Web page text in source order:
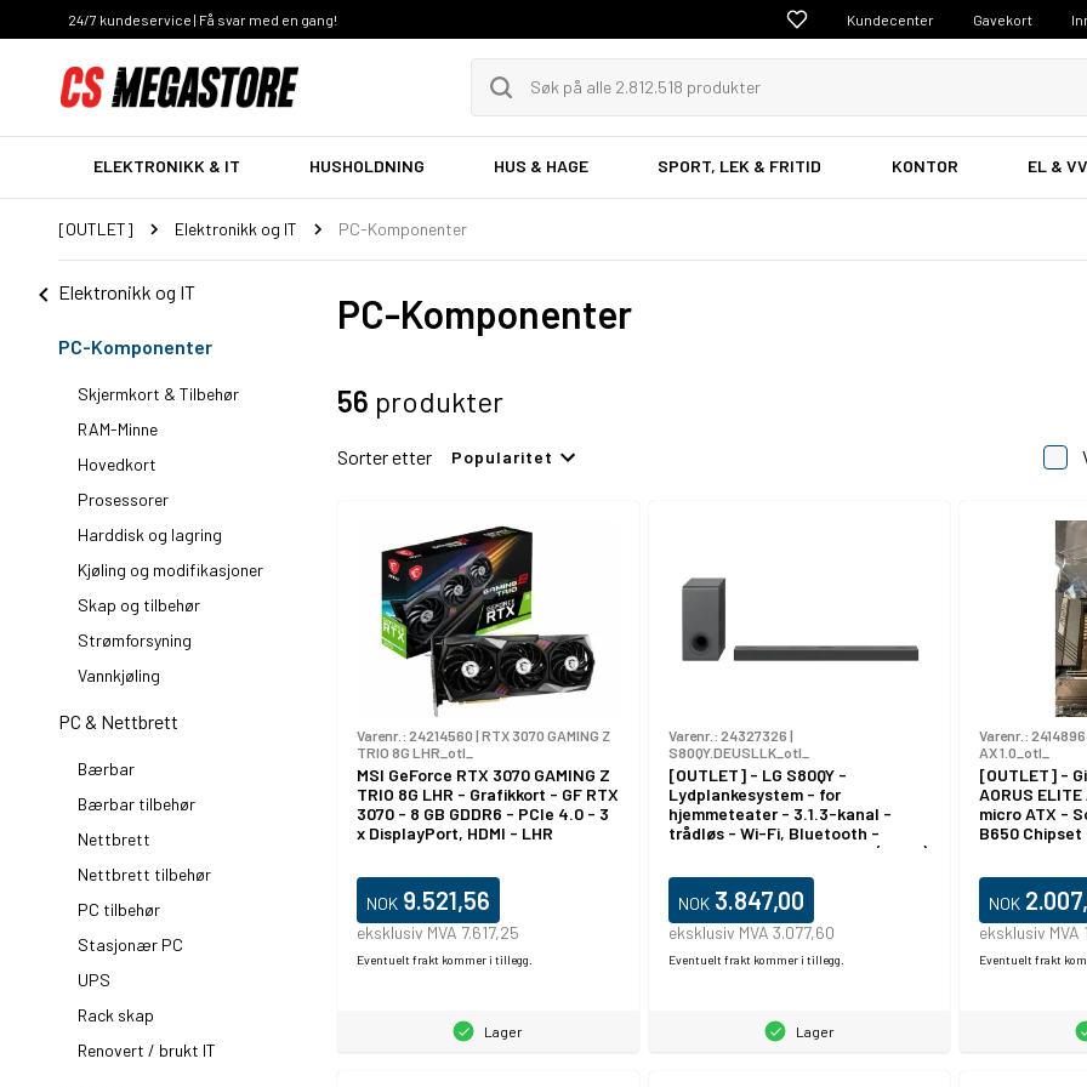
24/7 kundeservice | Få svar med en gang! Kundecenter Gavekort
ELEKTRONIKK & IT HUSHOLDNING HUS & HAGE SPORT, LEK & FRITID KONTOR EL &
[OUTLET] Elektronikk og IT PC-Komponenter
Elektronikk og IT
PC-Komponenter
Skjermkort & Tilbehør
RAM-Minne
Hovedkort
Prosessorer
Harddisk og lagring
Kjøling og modifikasjoner
Skap og tilbehør
Strømforsyning
Vannkjøling
PC & Nettbrett
Bærbar
Bærbar tilbehør
Nettbrett
Nettbrett tilbehør
PC tilbehør
Stasjonær PC
UPS
Rack skap
Renovert / brukt IT
PC-Komponenter
56 produkter
Sorter etter Popularitet
Varenr.: 24214560 | RTX 3070 GAMING Z
TRIO 8G LHR_otl_
MSI GeForce RTX 3070 GAMING Z
TRIO 8G LHR - Grafikkort - GF RTX
3070 - 8 GB GDDR6 - PCIe 4.0 - 3
x DisplayPort, HDMI - LHR
NOK 9.521,56
eksklusiv MVA 7.617,25
Eventuelt frakt kommer i tillegg.
Lager
Varenr.: 24327326 |
S80QY.DEUSLLK_otl_
[OUTLET] - LG S80QY -
Lydplankesystem - for
hjemmeteater - 3.1.3-kanal -
trådløs - Wi-Fi, Bluetooth -
Appstyrt - USB - 480 watt (Total)
NOK 3.847,00
eksklusiv MVA 3.077,60
Eventuelt frakt kommer i tillegg.
Lager
Varenr.:
AX 1.0_otl_
[OUTLET] -
AORUS
micro ATX -
B650 Chipset
LAN, Wi-Fi
innbygd
High
NOK
eksklusiv MVA
Eventuelt frakt